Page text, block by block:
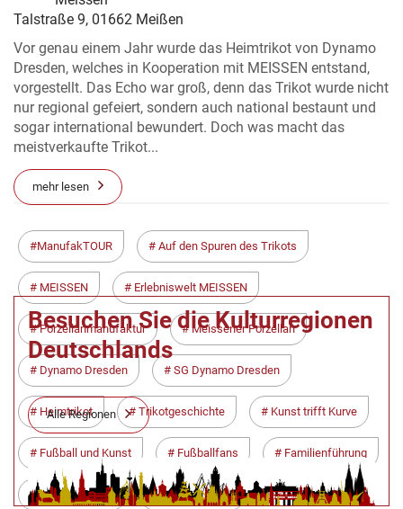
Talstraße 9, 01662 Meißen
Vor genau einem Jahr wurde das Heimtrikot von Dynamo
Dresden, welches in Kooperation mit MEISSEN entstand,
vorgestellt. Das Echo war groß, denn das Trikot wurde nicht
nur regional gefeiert, sondern auch national bestaunt und
sogar international bewundert. Doch was macht das
meistverkaufte Trikot...
mehr lesen
ManufakTOUR Auf den Spuren des Trikots
MEISSEN Erlebniswelt MEISSEN
Porzellanmanufaktur Meissener Porzellan
Dynamo Dresden SG Dynamo Dresden
Heimtrikot Trikotgeschichte Kunst trifft Kurve
Fußball und Kunst Fußballfans Familienführung
Sonderführung Werksführung
< ZurückWeiter >
Besuchen Sie die Kulturregionen
Deutschlands
Alle Regionen